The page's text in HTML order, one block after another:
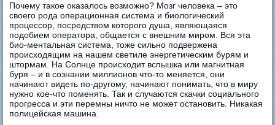
Почему такое оказалось возможно? Мозг человека – это
своего рода операционная система и биологический
процессор, посредством которого душа, являющаяся
подобием оператора, общается с внешним миром. Вся эта
био-ментальная система, тоже сильно подвержена
происходящим на нашем светиле энергетическим бурям и
штормам. На Солнце происходит вспышка или магнитная
буря – и в сознании миллионов что-то меняется, они
начинают видеть по-другому, начинают понимать, что в миру
нужно кое-что поменять. Так и случаются скачки социального
прогресса и эти перемны ничто не может остановить. Никакая
полицейская машина.